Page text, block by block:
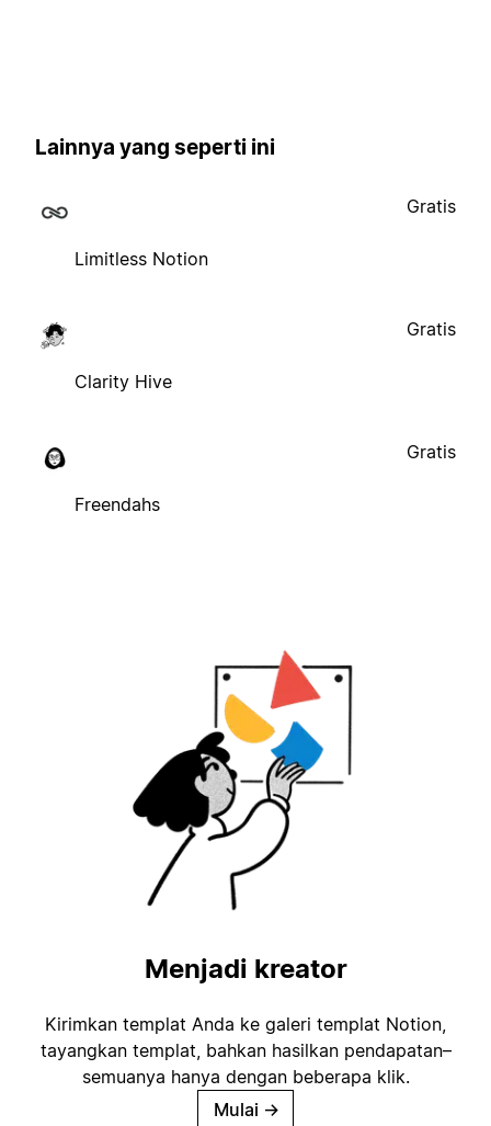
Lainnya yang seperti ini
Limitless Notion
Gratis
Clarity Hive
Gratis
Freendahs
Gratis
Menjadi kreator
Kirimkan templat Anda ke galeri templat Notion,
tayangkan templat, bahkan hasilkan pendapatan–
semuanya hanya dengan beberapa klik.
Mulai →